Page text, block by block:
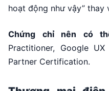
hoạt động như vậy” thay
Chứng chỉ nên có
Practitioner, Google
Partner Certification.